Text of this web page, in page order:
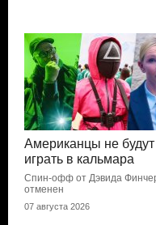
Американцы не будут
играть в кальмара
Спин-офф от Дэвида
отменен
07 августа 2026